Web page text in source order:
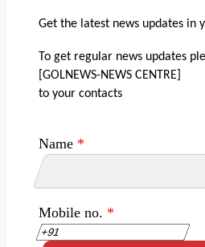
Get the latest news updates in
To get regular news updates
[GOLNEWS-NEWS CENTRE]
to your contacts
Name *
Mobile no. *